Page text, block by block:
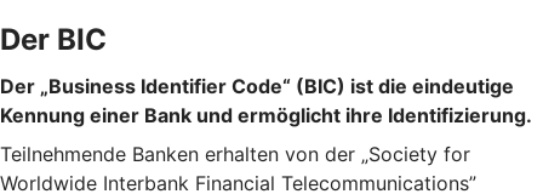
Der BIC
Der „Business Identifier Code“ (BIC) ist die eindeutige
Kennung einer Bank und ermöglicht ihre Identifizierung.
Teilnehmende Banken erhalten von der „Society for
Worldwide Interbank Financial Telecommunications”